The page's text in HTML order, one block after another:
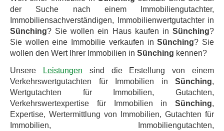
der Suche nach einem Immobiliengutachter,
Immobiliensachverständigen, Immobilienwertgutachter in
Sünching? Sie wollen ein Haus kaufen in Sünching?
Sie wollen eine Immobilie verkaufen inSünching? Sie
wollen den Wert Ihrer Immobilien in Sünching kennen?
Unsere Leistungen sind die Erstellung von einem
Verkehrswertgutachten für Immobilien in Sünching,
Wertgutachten für Immobilien, Gutachten,
Verkehrswertexpertise für Immobilien in Sünching,
Expertise, Wertermittlung von Immobilien, Gutachten für
Immobilien, Immobiliengutachten,